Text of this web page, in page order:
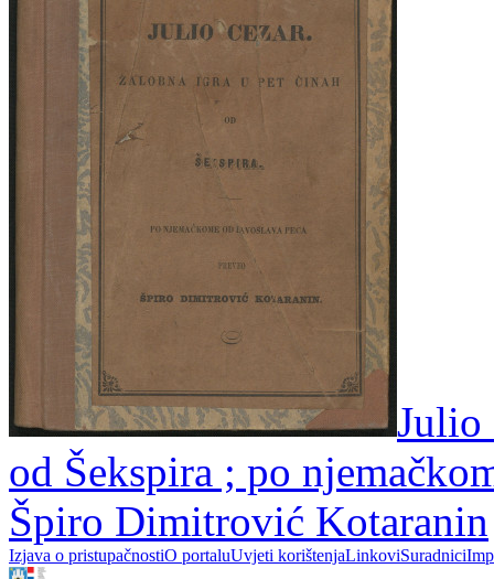
Julio
od Šekspira ; po
Špiro Dimitrović Kotaranin
Izjava o pristupačnostiO portaluUvjeti korištenjaLinkoviSuradnici